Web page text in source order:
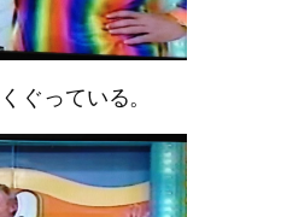
ぐっている。